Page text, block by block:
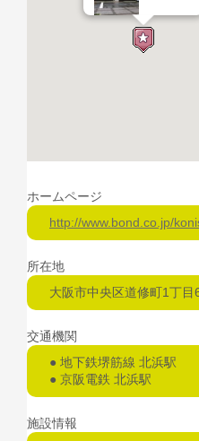
ホームページ
http://www.bond.co.jp/
所在地
大阪市中央区道修町1丁目
交通機関
● 地下鉄堺筋線 北浜駅
● 京阪電鉄 北浜駅
施設情報